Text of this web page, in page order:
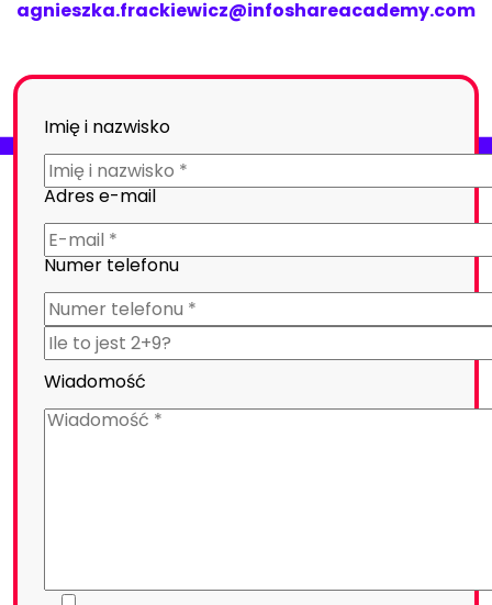
agnieszka.frackiewicz@infoshareacademy.com
Imię i nazwisko
Adres e-mail
Numer telefonu
Wiadomość